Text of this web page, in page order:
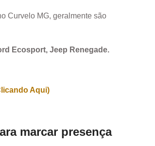
Curvelo MG, geralmente são
Ecosport, Jeep Renegade.
Aqui)
marcar presença